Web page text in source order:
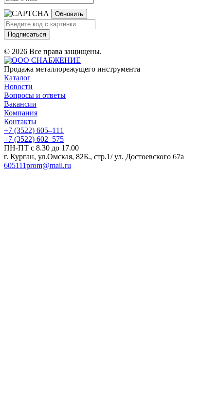
Обновить
Подписаться
© 2026 Все права защищены.
Продажа металлорежущего инструмента
Каталог
Новости
Вопросы и ответы
Вакансии
Компания
Контакты
+7 (3522) 605‒111
+7 (3522) 602‒575
ПН-ПТ с 8.30 до 17.00
г. Курган, ул.Омская, 82Б., стр.1/ ул. Достоевского 67а
605111prom@mail.ru